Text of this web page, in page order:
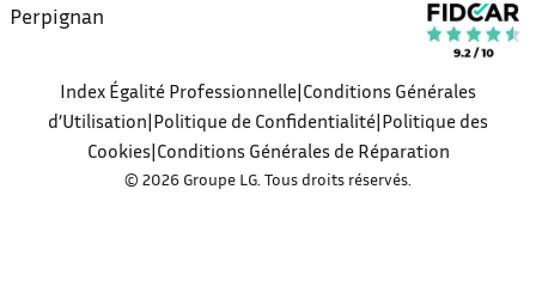
Perpignan
Index Égalité Professionnelle Conditions Générales
d’Utilisation Politique de Confidentialité Politique des
Cookies Conditions Générales de Réparation
© 2026 Groupe LG. Tous droits réservés.